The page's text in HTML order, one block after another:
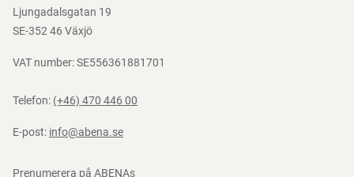
Nedladdningar
Ljungadalsgatan 19
SE-352 46 Växjö
VAT number: SE556361881701
Telefon: (+46) 470 446 00
E-post: info@abena.se
Prenumerera på ABENAs